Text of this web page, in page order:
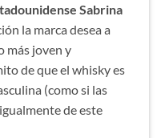
Sabrina
la marca desea a
más joven y
de que el whisky es
(como si las
de este